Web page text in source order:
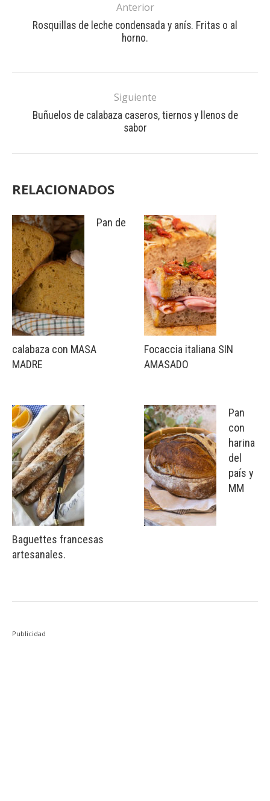
Anterior
Rosquillas de leche condensada y anís. Fritas o al
horno.
Siguiente
Buñuelos de calabaza caseros, tiernos y llenos de
sabor
RELACIONADOS
Pan de
calabaza con MASA
MADRE
Baguettes francesas
artesanales.
Focaccia italiana SIN
AMASADO
Pan
con
harina
del
país y
MM
Publicidad